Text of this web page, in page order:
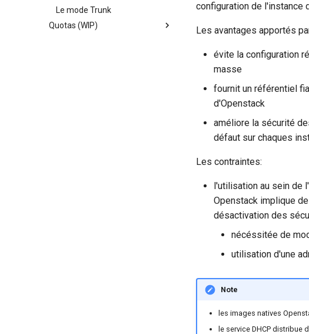
Mettre à jour
Le mode Trunk
Quotas (WIP)
configuration de l'instance
Les avantages apportés
évite la configuration
masse
fournit un référentiel
d'Openstack
améliore la sécurité
défaut sur chaques
Les contraintes:
l'utilisation au sein de
Openstack implique
désactivation des
nécéssitée de
utilisation d'une
Note
les images natives
le service DHCP distribue